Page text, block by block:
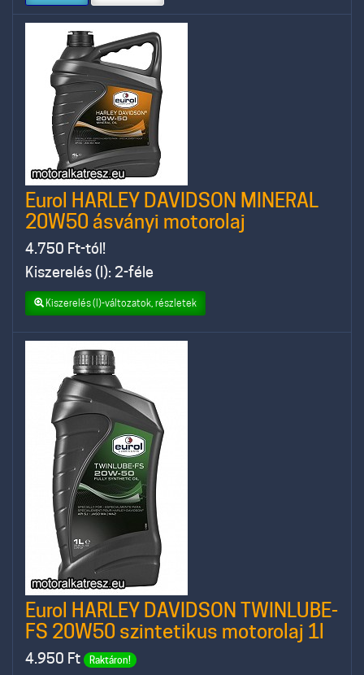
Eurol HARLEY DAVIDSON MINERAL
20W50 ásványi motorolaj
4.750 Ft-tól!
Kiszerelés (l): 2-féle
Kiszerelés (l)-változatok, részletek
Eurol HARLEY DAVIDSON TWINLUBE-
FS 20W50 szintetikus motorolaj 1l
4.950 Ft Raktáron!